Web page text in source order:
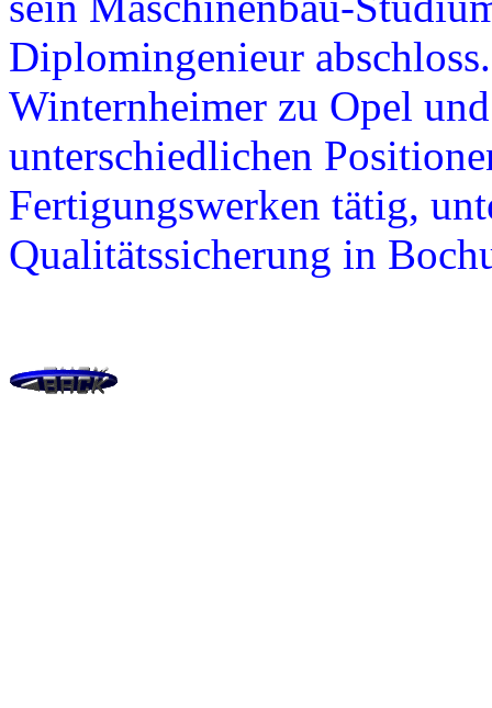
Diplomingenieur
Winternheimer zu Opel
unterschiedlichen
Fertigungswerken tätig,
Qualitätssicherung in